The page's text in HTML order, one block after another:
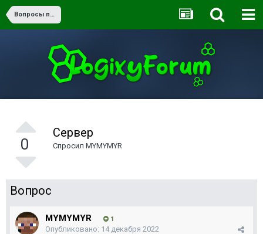
Вопросы по игре
0
Сервер
Спросил MYMYMYR
Вопрос
MYMYMYR 1
Опубликовано: 14 декабря 2022